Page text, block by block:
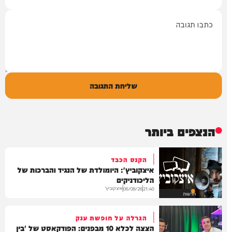
שליחת התגובה
הנצפים ביותר
חדשות
הקנס הכבד
איצקוביץ': היומולדת של הנגיד והברכות של
הליכודניקים
21:40
06/08/26איצקוביץ'
הגרלה על חופשת ענק
הצצה לכלא 10 מבפנים: הפודקאסט של 'בין